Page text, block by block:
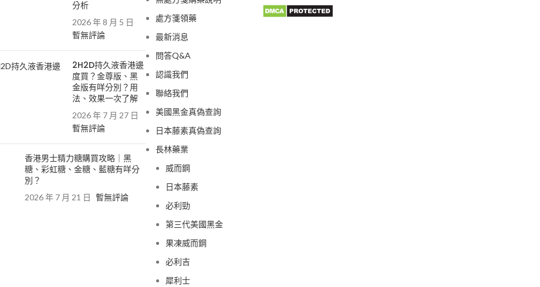
分析
2026 年 8 月 5 日
暫無評論
2H2D持久液香港邊
度買？金尊版、黑
金版有咩分別？用
法、效果一次了解
2026 年 7 月 27 日
暫無評論
香港男士精力糖購買攻略｜黑
糖、彩虹糖、金糖、藍糖有咩分
別？
2026 年 7 月 21 日 暫無評論
處方箋領藥
最新消息
問答Q&A
認識我們
聯絡我們
美國黑金真偽查詢
日本藤素真偽查詢
長林藥業
威而鋼
日本藤素
必利勁
第三代美國黑金
果凍威而鋼
必利吉
犀利士